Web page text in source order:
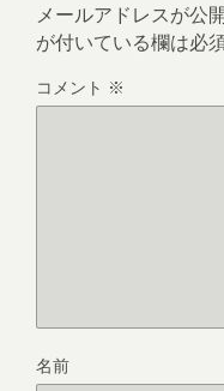
メールアドレスが公
が付いている欄は必
コメント ※
名前